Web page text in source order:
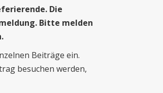
Die
Bitte melden
Beiträge ein.
besuchen werden,